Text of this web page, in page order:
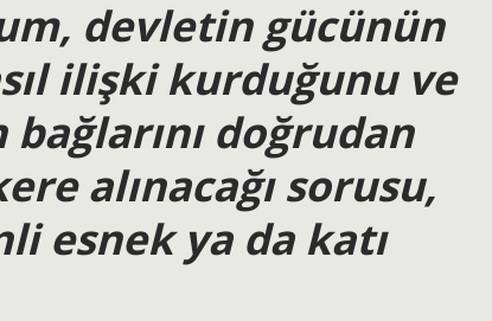
devletin gücünün
ilişki kurduğunu ve
doğrudan
alınacağı sorusu,
esnek ya da katı